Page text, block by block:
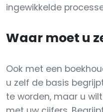
ingewikkelde
Waar moet u
Ook met een
u zelf de basis
te worden, maar u